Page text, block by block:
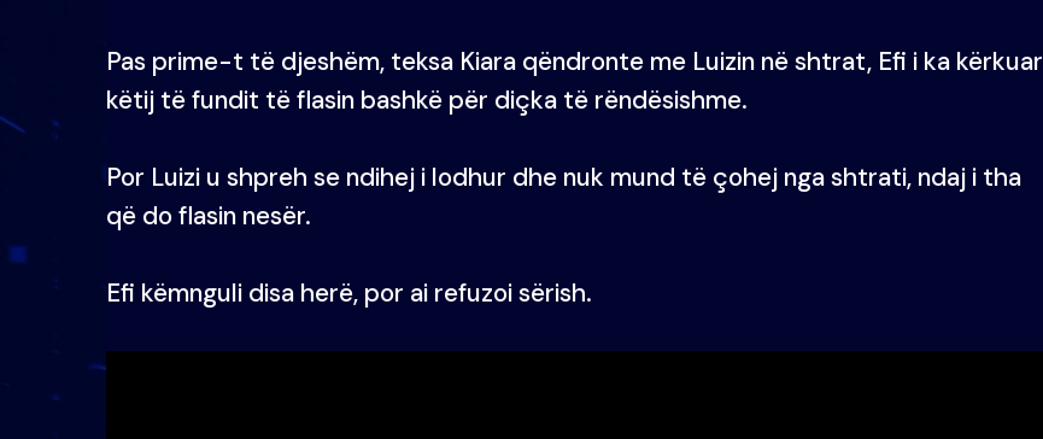
Pas prime-t të djeshëm, teksa Kiara qëndronte me Luizin në shtrat, Efi i ka kërkuar
këtij të fundit të flasin bashkë për diçka të rëndësishme.
Por Luizi u shpreh se ndihej i lodhur dhe nuk mund të çohej nga shtrati, ndaj i tha
që do flasin nesër.
Efi këmnguli disa herë, por ai refuzoi sërish.